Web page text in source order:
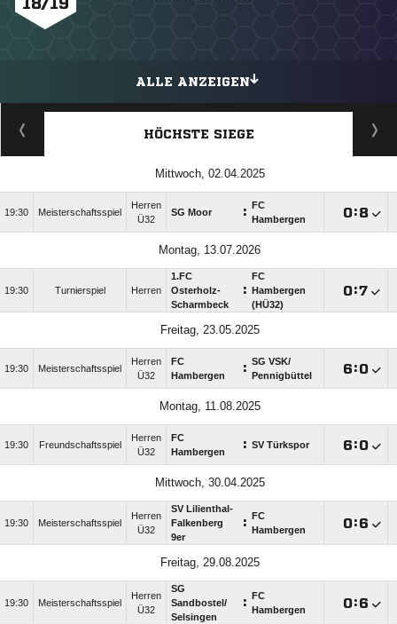
ALLE ANZEIGEN
HÖCHSTE SIEGE
Mittwoch, 02.04.2025
19:30 Meisterschaftsspiel
Herren
Ü32
SG Moor :
FC
Hambergen
:
Montag, 13.07.2026
19:30 Turnierspiel Herren
1.FC
Osterholz-
Scharmbeck
:
FC
Hambergen
(HÜ32)
:
Freitag, 23.05.2025
19:30 Meisterschaftsspiel
Herren
Ü32
FC
Hambergen
: SG VSK/​
Pennigbüttel
:
Montag, 11.08.2025
19:30 Freundschaftsspiel
Herren
Ü32
FC
Hambergen
: SV Türkspor :
Mittwoch, 30.04.2025
19:30 Meisterschaftsspiel
Herren
Ü32
SV Lilienthal-
Falkenberg
9er
:
FC
Hambergen
:
Freitag, 29.08.2025
19:30 Meisterschaftsspiel
Herren
Ü32
SG
Sandbostel/​
Selsingen
:
FC
Hambergen
: